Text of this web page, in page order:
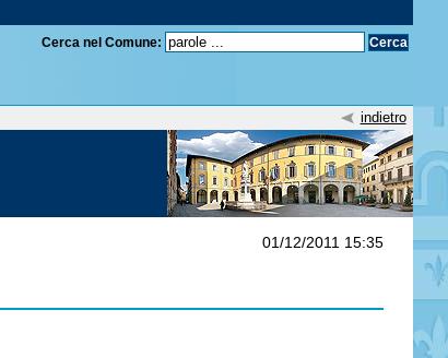
Cerca nel Comune:
indietro
01/12/2011 15:35